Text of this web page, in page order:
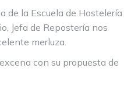
de la Escuela de Hostelería
Jefa de Repostería nos
merluza.
con su propuesta de